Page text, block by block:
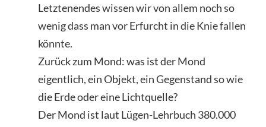
Letztenendes wissen wir von allem noch so
wenig dass man vor Erfurcht in die Knie fallen
könnte.
Zurück zum Mond: was ist der Mond
eigentlich, ein Objekt, ein Gegenstand so wie
die Erde oder eine Lichtquelle?
Der Mond ist laut Lügen-Lehrbuch 380.000